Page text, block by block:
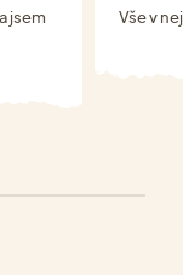
jsem
Vše v